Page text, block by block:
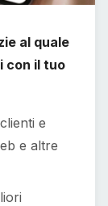
al quale
con il tuo
e
e altre